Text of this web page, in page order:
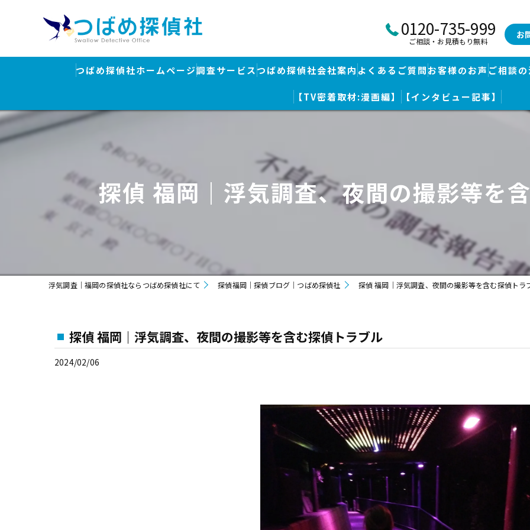
0120-735-999
ご相談・お見積もり無料
お
つばめ探偵社ホームページ調査サービス
浮気調査
行方調査・人探し
ストーカー対策
つばめ探偵社会社案内
つばめ探偵社｜福岡市博多区福岡空港前本部
つばめ探偵社 赤坂大手門事務所
久留米つばめ探偵社｜西鉄久留米駅より徒歩圏内｜分厚い証拠満載
よくあるご質問お客様のお声 ご相談
【TV密着取材:漫画編】 【インタビュー記事】
探偵 福岡｜浮気調査、夜間の撮影等を
浮気調査｜福岡の探偵社ならつばめ探偵社にて 探偵福岡｜探偵ブログ｜つばめ探偵社 探偵 福岡｜浮気調査、夜間の撮影等を含む探偵トラ
探偵 福岡｜浮気調査、夜間の撮影等を含む探偵トラブル
2024/02/06